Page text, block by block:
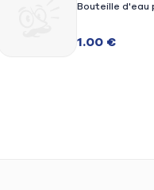
Bouteille d'eau
1.00 €